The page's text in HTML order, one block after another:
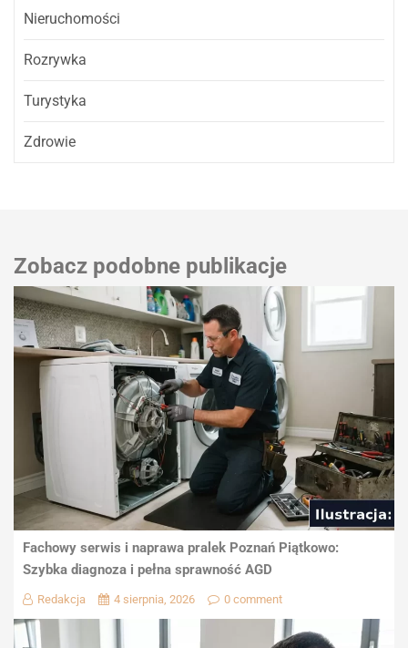
Nieruchomości
Rozrywka
Turystyka
Zdrowie
Zobacz podobne publikacje
Fachowy serwis i naprawa pralek Poznań Piątkowo:
Szybka diagnoza i pełna sprawność AGD
Redakcja 4 sierpnia, 2026 0 comment